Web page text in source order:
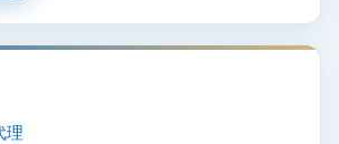
理